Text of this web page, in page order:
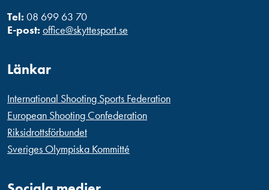
Tel: 08 699 63 70
E-post: office@skyttesport.se
Länkar
International Shooting Sports Federation
European Shooting Confederation
Riksidrottsförbundet
Sveriges Olympiska Kommitté